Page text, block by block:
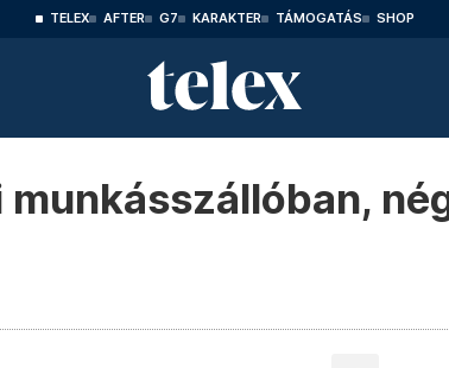
TELEX AFTER G7 KARAKTER TÁMOGATÁS SHOP